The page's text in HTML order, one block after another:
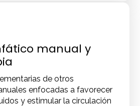
manual y
de otros
enfocadas a favorecer
y estimular la circulación